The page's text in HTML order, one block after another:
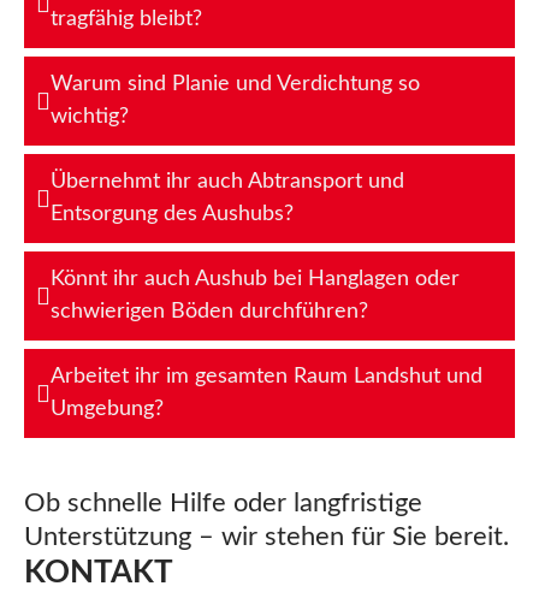
tragfähig bleibt?
Warum sind Planie und Verdichtung so
wichtig?
Übernehmt ihr auch Abtransport und
Entsorgung des Aushubs?
Könnt ihr auch Aushub bei Hanglagen oder
schwierigen Böden durchführen?
Arbeitet ihr im gesamten Raum Landshut und
Umgebung?
KONTAKT
Ob schnelle Hilfe oder langfristige
Unterstützung – wir stehen für Sie bereit.